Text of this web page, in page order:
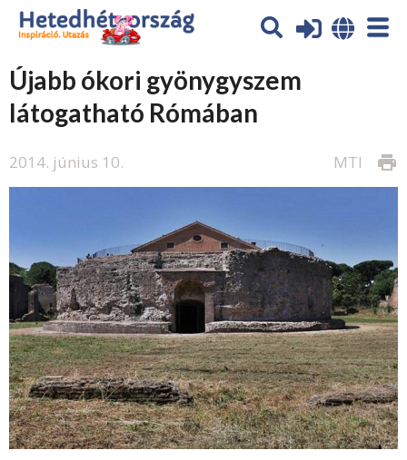
Újabb ókori gyönygyszem
látogatható Rómában
2014. június 10. print
MTI